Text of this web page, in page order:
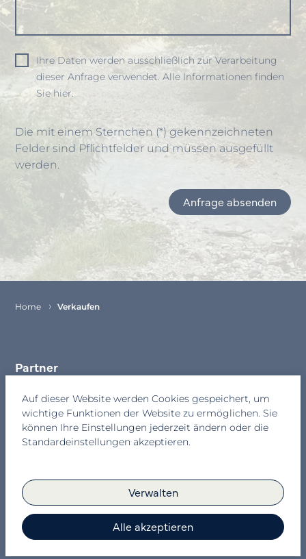
Ihre Daten werden ausschließlich zur Verarbeitung
dieser Anfrage verwendet. Alle Informationen finden
Sie hier.
Die mit einem Sternchen (*) gekennzeichneten
Felder sind Pflichtfelder und müssen ausgefüllt
werden.
Anfrage absenden
Auf dieser Website werden Cookies gespeichert, um
wichtige Funktionen der Website zu ermöglichen. Sie
können Ihre Einstellungen jederzeit ändern oder die
Standardeinstellungen akzeptieren.
Verwalten
Alle akzeptieren
Home Verkaufen
Partner
Kontakt
Newsletter
Impressum
Cookies